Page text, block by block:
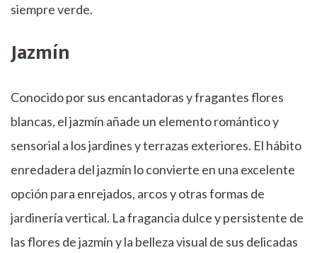
siempre verde.
Jazmín
Conocido por sus encantadoras y fragantes flores
blancas, el jazmín añade un elemento romántico y
sensorial a los jardines y terrazas exteriores. El hábito
enredadera del jazmín lo convierte en una excelente
opción para enrejados, arcos y otras formas de
jardinería vertical. La fragancia dulce y persistente de
las flores de jazmín y la belleza visual de sus delicadas